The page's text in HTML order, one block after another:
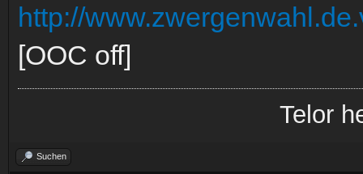
http://
[OOC off]
Telor
Suchen